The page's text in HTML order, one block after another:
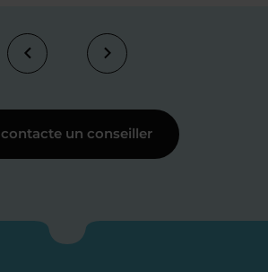
un conseiller